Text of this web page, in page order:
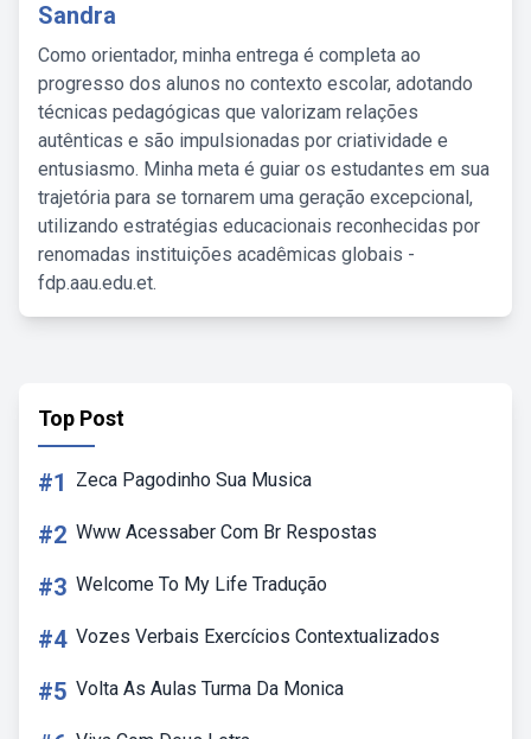
Sandra
Como orientador, minha entrega é completa ao
progresso dos alunos no contexto escolar, adotando
técnicas pedagógicas que valorizam relações
autênticas e são impulsionadas por criatividade e
entusiasmo. Minha meta é guiar os estudantes em sua
trajetória para se tornarem uma geração excepcional,
utilizando estratégias educacionais reconhecidas por
renomadas instituições acadêmicas globais -
fdp.aau.edu.et.
Top Post
#1 Zeca Pagodinho Sua Musica
#2 Www Acessaber Com Br Respostas
#3 Welcome To My Life Tradução
#4 Vozes Verbais Exercícios Contextualizados
#5 Volta As Aulas Turma Da Monica